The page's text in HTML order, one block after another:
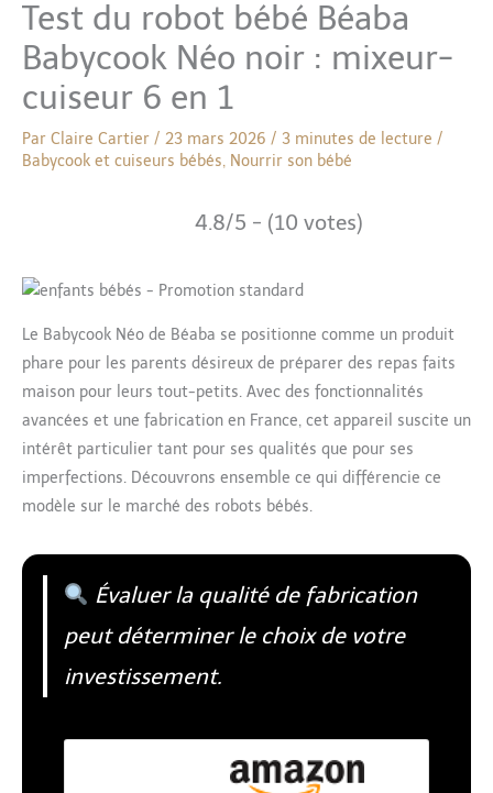
Test du robot bébé Béaba
Babycook Néo noir : mixeur-
cuiseur 6 en 1
Par Claire Cartier / 23 mars 2026 / 3 minutes de lecture /
Babycook et cuiseurs bébés, Nourrir son bébé
4.8/5 - (10 votes)
Le Babycook Néo de Béaba se positionne comme un produit
phare pour les parents désireux de préparer des repas faits
maison pour leurs tout-petits. Avec des fonctionnalités
avancées et une fabrication en France, cet appareil suscite un
intérêt particulier tant pour ses qualités que pour ses
imperfections. Découvrons ensemble ce qui différencie ce
modèle sur le marché des robots bébés.
Évaluer la qualité de fabrication
peut déterminer le choix de votre
investissement.